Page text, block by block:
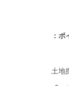
：
土地